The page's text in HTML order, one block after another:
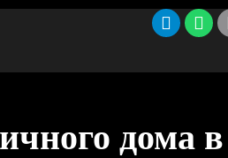
дома в